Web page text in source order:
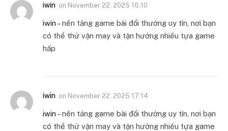
iwin on November 22, 2025 16:10
iwin – nền tảng game bài đổi thưởng uy tín, nơi bạn
có thể thử vận may và tận hưởng nhiều tựa game
hấp
iwin on November 22, 2025 17:14
iwin – nền tảng game bài đổi thưởng uy tín, nơi bạn
có thể thử vận may và tận hưởng nhiều tựa game